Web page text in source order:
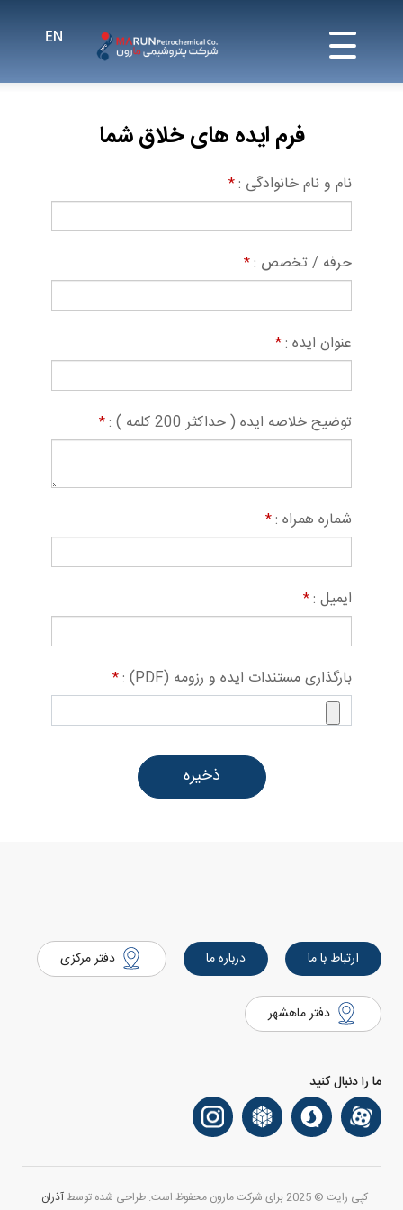
فرم ایده های خلاق شما
نام و نام خانوادگی :*
حرفه / تخصص :*
عنوان ایده :*
توضیح خلاصه ایده ( حداکثر 200 کلمه ) : *
شماره همراه :*
ایمیل :*
بارگذاری مستندات ایده و رزومه (PDF) : *
ارتباط با ما درباره ما دفتر مرکزی
دفتر ماهشهر
ما را دنبال کنید
کپی رایت © 2025 برای شرکت مارون محفوظ است. طراحی شده توسط
آذران